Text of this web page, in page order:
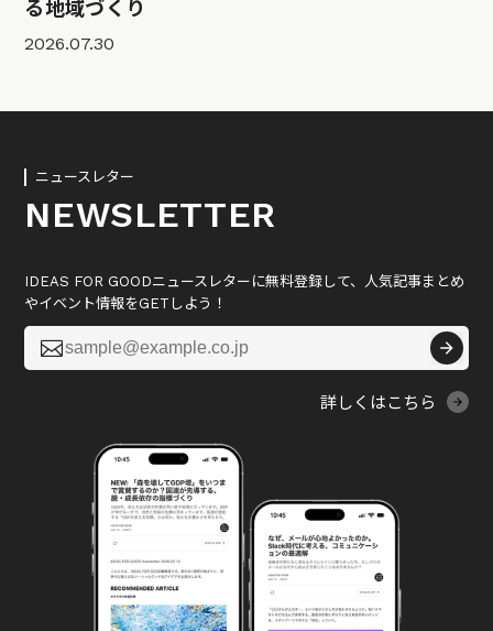
る地域づくり
2026.07.30
ニュースレター
NEWSLETTER
IDEAS FOR GOODニュースレターに無料登録して、人気記事まとめ
やイベント情報をGETしよう！

詳しくはこちら